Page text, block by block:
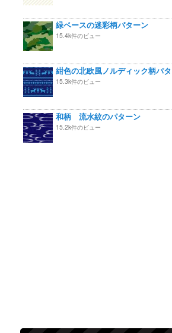
緑ベースの迷彩柄パターン
15.4k件のビュー
紺色の北欧風ノルディック柄パ
15.3k件のビュー
和柄 流水紋のパターン
15.2k件のビュー